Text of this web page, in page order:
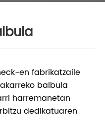
en fabrikatzaile
balbula
harremanetan
dedikatuaren